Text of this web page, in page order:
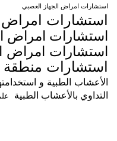
استشارات امراض الجهاز العصبي
استشارات امراض
استشارات امراض
استشارات امراض
استشارات
الأعشاب الطبية و
التداوي بالأعشاب الطبية